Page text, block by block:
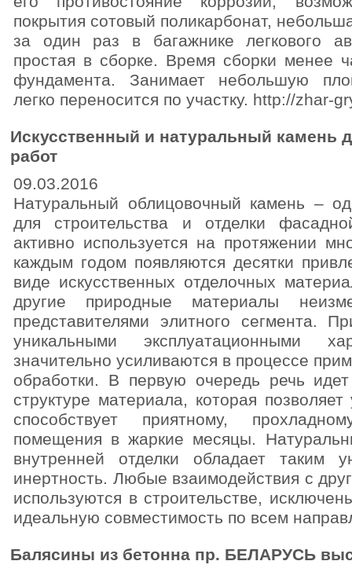
покрытия сотовый поликарбонат,
за один раз в багажнике легкового
простая в сборке. Время сборки менее
фундамента. Занимает небольшую
легко переносится по участку. http://zhar-
Искусственный и натуральный камень
работ
09.03.2016
Натуральный облицовочный камень –
для строительства и отделки
активно используется на протяжении
каждым годом появляются десятки
виде искусственных отделочных
другие природные материалы
представителями элитного сегмента.
уникальными эксплуатационными
значительно усиливаются в процессе
обработки. В первую очередь речь
структуре материала, которая
способствует приятному,
помещения в жаркие месяцы.
внутренней отделки обладает таким
инертность. Любые взаимодействия с
используются в строительстве,
идеальную совместимость по всем
Балясины из бетонна пр. БЕЛАРУСЬ